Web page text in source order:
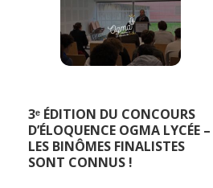
3ᵉ ÉDITION DU CONCOURS
D’ÉLOQUENCE OGMA LYCÉE –
LES BINÔMES FINALISTES
SONT CONNUS !